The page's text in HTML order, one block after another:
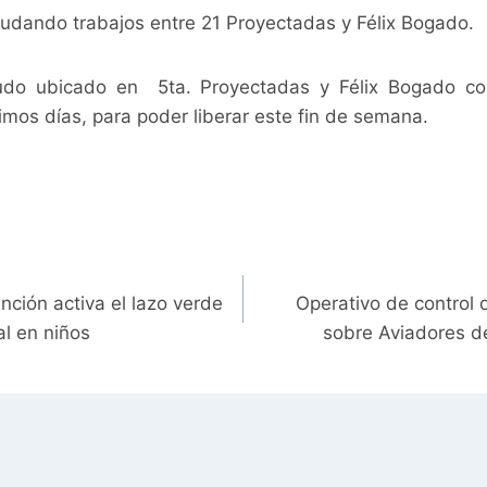
trabajos entre 21 Proyectadas y Félix Bogado.
ubicado en 5ta. Proyectadas y Félix Bogado
días, para poder liberar este fin de semana.
activa el lazo verde
en niños
Operativo de control
sobre Aviadores